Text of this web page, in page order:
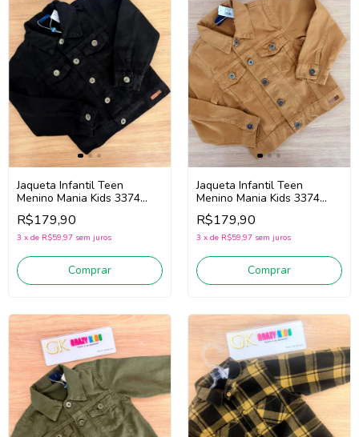
Jaqueta Infantil Teen
Menino Mania Kids 3374
(Preto)
R$179,90
3 x de R$59,97 sem juros
Comprar
Jaqueta Infantil Teen
Menino Mania Kids 3374
(Mostarda)
R$179,90
3 x de R$59,97 sem juros
Comprar